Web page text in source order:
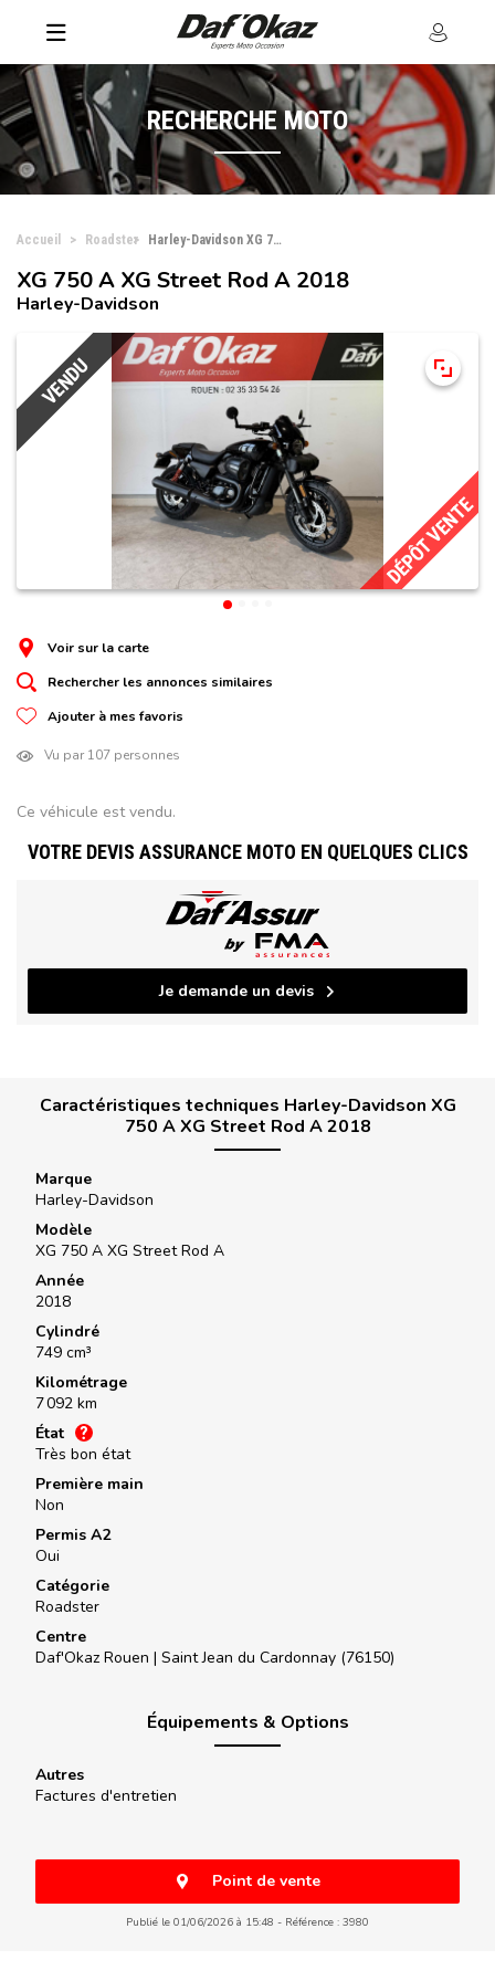
RECHERCHE MOTO
Accueil Roadster Harley-Davidson XG 750 A XG Street Rod A
VENDU
DÉPÔT VENTE
XG 750 A XG Street Rod A 2018
Harley-Davidson
Voir sur la carte
Rechercher les annonces similaires
Ajouter à mes favoris
Vu par 107 personnes
Ce véhicule est vendu.
VOTRE DEVIS ASSURANCE MOTO EN QUELQUES CLICS
Je demande un devis
Caractéristiques techniques Harley-Davidson XG
750 A XG Street Rod A 2018
Marque
Harley-Davidson
Modèle
XG 750 A XG Street Rod A
Année
2018
Cylindré
749 cm³
Kilométrage
7 092 km
État
Très bon état
Première main
Non
Permis A2
Oui
Catégorie
Roadster
Centre
Daf'Okaz Rouen | Saint Jean du Cardonnay (76150)
Équipements & Options
Autres
Factures d'entretien
Point de vente
Publié le 01/06/2026 à 15:48 Référence : 3980